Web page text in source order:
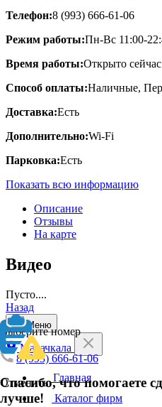
Телефон:8 (993) 666-61-06
Режим работы:Пн-Вс 11:00-
Время работы:Открыто сейчас
Способ оплаты:Наличные,
Доставка:Есть
Дополнительно:Wi-Fi
Парковка:Есть
Показать всю информацию
Описание
Отзывы
На карте
Видео
Пусто....
Назад
Выберите номер
8 (993) 666-61-06
Отменить
Спасибо, что помогаете
лучше!
Меню
Махачкала
Главная
Каталог фирм